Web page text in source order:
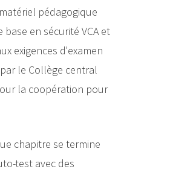
pédagogique
en sécurité VCA et
exigences d'examen
le Collège central
la coopération pour
chapitre se termine
test avec des